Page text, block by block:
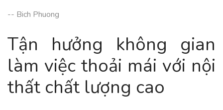
-- Bich Phuong
Tận hưởng không gian
làm việc thoải mái với nội
thất chất lượng cao